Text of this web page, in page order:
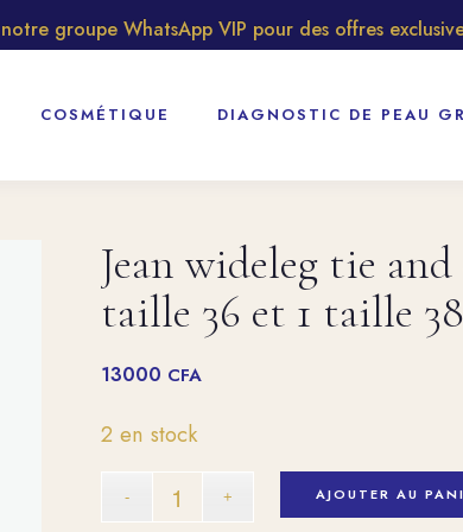
groupe WhatsApp VIP pour des offres exclusives
COSMÉTIQUE DIAGNOSTIC DE PEAU
Jean wideleg tie
taille 36 et 1 taille
13000 CFA
2 en stock
AJOUTER AU